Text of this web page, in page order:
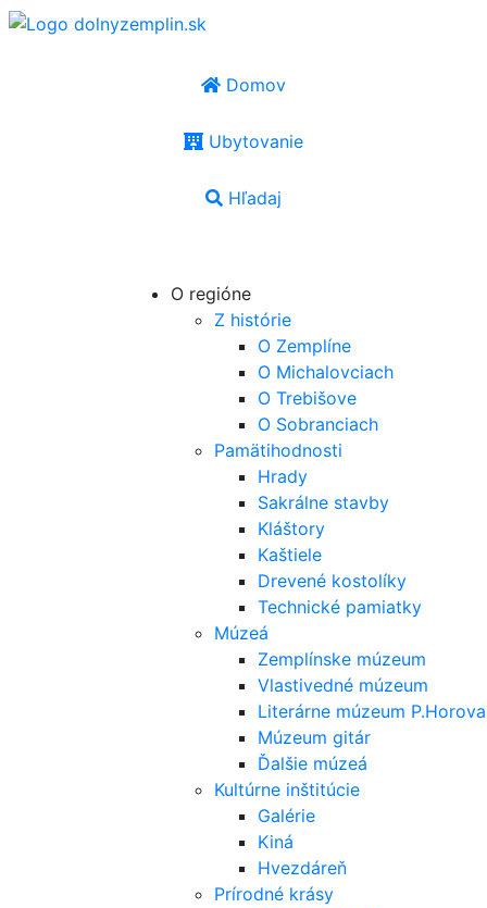
Domov
Ubytovanie
Hľadaj
O regióne
Z histórie
O Zemplíne
O Michalovciach
O Trebišove
O Sobranciach
Pamätihodnosti
Hrady
Sakrálne stavby
Kláštory
Kaštiele
Drevené kostolíky
Technické pamiatky
Múzeá
Zemplínske múzeum
Vlastivedné múzeum
Literárne múzeum P.Horova
Múzeum gitár
Ďalšie múzeá
Kultúrne inštitúcie
Galérie
Kiná
Hvezdáreň
Prírodné krásy